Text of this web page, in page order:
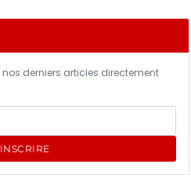
derniers articles directement